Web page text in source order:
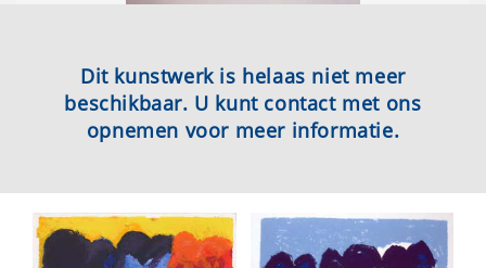
Dit kunstwerk is helaas niet meer
beschikbaar. U kunt contact met ons
opnemen voor meer informatie.